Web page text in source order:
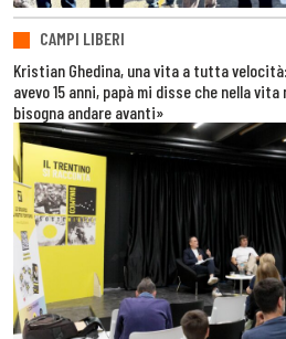
CAMPI LIBERI
Kristian Ghedina, una vita a tutta velocità:
avevo 15 anni, papà mi disse che nella
bisogna andare avanti»